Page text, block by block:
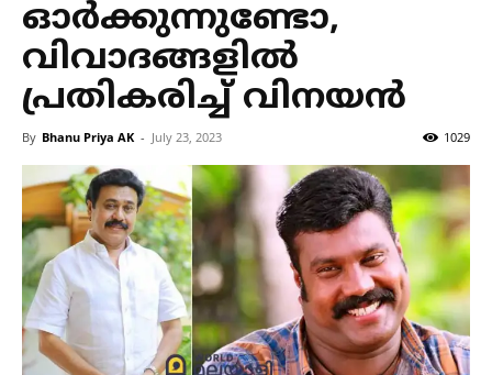
ഓര്‍ക്കുന്നുണ്ടോ,
വിവാദങ്ങളില്‍
പ്രതികരിച്ച് വിനയന്‍
By Bhanu Priya AK - July 23, 2023 1029